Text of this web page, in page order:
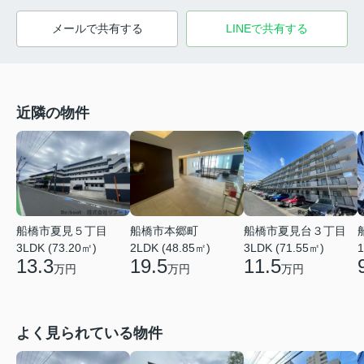
メールで共有する LINEで共有する
近隣の物件
船橋市夏見５丁目
3LDK (73.20㎡)
13.3万円
船橋市本郷町
2LDK (48.85㎡)
19.5万円
船橋市夏見台３丁目
3LDK (71.55㎡)
11.5万円
よく見られている物件